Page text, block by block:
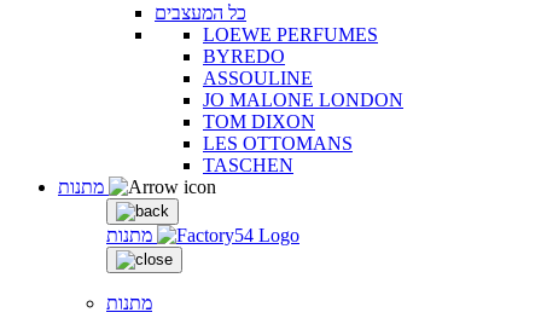
כל המעצבים
LOEWE PERFUMES
BYREDO
ASSOULINE
JO MALONE LONDON
TOM DIXON
LES OTTOMANS
TASCHEN
מתנות
מתנות